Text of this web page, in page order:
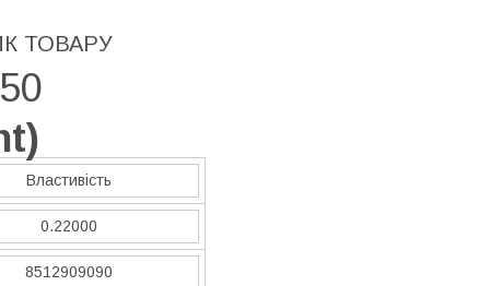
ТОВАРУ
)
Властивість
0.22000
8512909090